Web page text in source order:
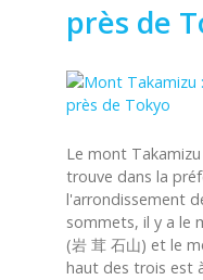
près de
Le mont
trouve dans la
l'arrondissement
sommets, il y a le
(岩 茸 石山) et le
haut des trois est